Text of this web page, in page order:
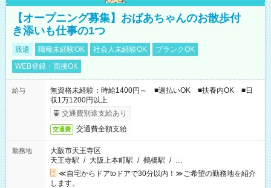
【オープニング募集】おばあちゃんのお散歩付
き添いも仕事の1つ
派遣 職種未経験OK 社会人未経験OK
ブランクOK
WEB登録・面接OK
給与
無資格未経験：時給1400円～ ■週払いOK ■扶養内OK ■日
収1万1200円以上
交通費別途支給あり
交通費 交通費全額支給
勤務地
大阪市天王寺区
天王寺駅 / 大阪上本町駅 / 鶴橋駅 / …
≪自宅からドアtoドアで30分以内！≫ご希望の勤務地を紹介
します。